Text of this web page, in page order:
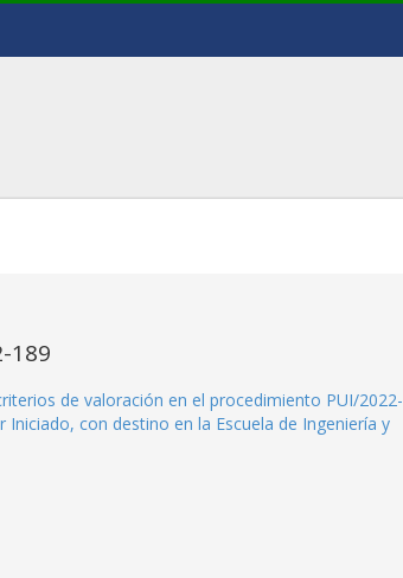
189
de valoración en el procedimiento PUI/2022-
con destino en la Escuela de Ingeniería y